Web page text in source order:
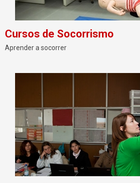
Cursos de Socorrismo
Aprender a socorrer